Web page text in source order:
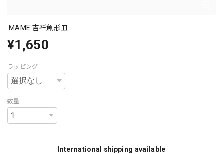
MAME 吉祥魚形皿
¥1,650
ラッピング
数量
International shipping available